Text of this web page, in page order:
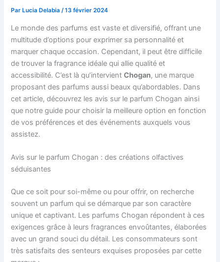
Par Lucia Delabia/13 février 2024
Le monde des parfums est vaste et diversifié, offrant une
multitude d’options pour exprimer sa personnalité et
marquer chaque occasion. Cependant, il peut être difficile
de trouver la fragrance idéale qui allie qualité et
accessibilité. C’est là qu’intervientChogan, une marque
proposant des parfums aussi beaux qu’abordables. Dans
cet article, découvrez les avis sur le parfum Chogan ainsi
que notre guide pour choisir la meilleure option en fonction
de vos préférences et des événements auxquels vous
assistez.
Avis sur le parfum Chogan : des créations olfactives
séduisantes
Que ce soit pour soi-même ou pour offrir, on recherche
souvent un parfum qui se démarque par son caractère
unique et captivant. Les parfums Chogan répondent à ces
exigences grâce à leurs fragrances envoûtantes, élaborées
avec un grand souci du détail. Les consommateurs sont
très satisfaits des senteurs exquises proposées par cette